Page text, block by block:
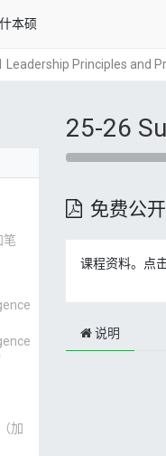
本硕
Leadership Principles and
25-26
笔
加
免费公
课程资料。点
说明